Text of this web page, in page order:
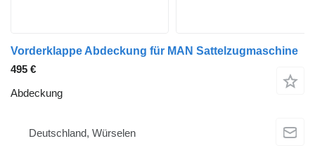
Vorderklappe Abdeckung für MAN Sattelzugmaschine
495 €
Abdeckung
Deutschland, Würselen